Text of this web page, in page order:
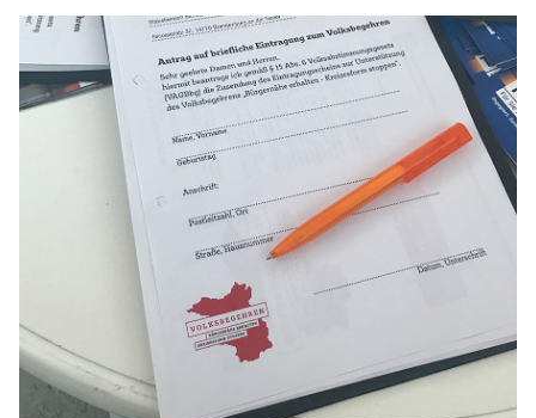
CDU Deutschland
CDU Fraktion im Brandenburger Landtag
CDU Brandenburg
CDU Potsdam